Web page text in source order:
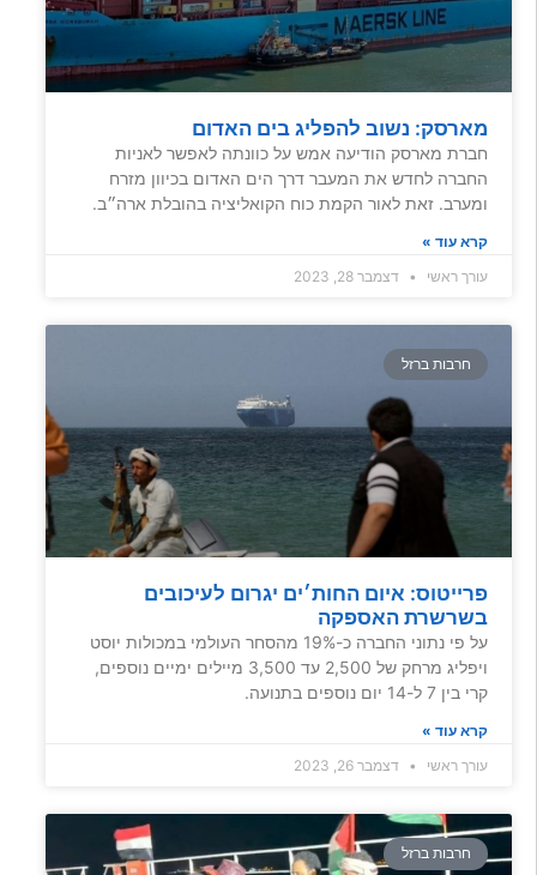
מארסק: נשוב להפליג בים האדום
חברת מארסק הודיעה אמש על כוונתה לאפשר לאניות
החברה לחדש את המעבר דרך הים האדום בכיוון מזרח
ומערב. זאת לאור הקמת כוח הקואליציה בהובלת ארה״ב.
קרא עוד »
עורך ראשי
דצמבר 28, 2023
חרבות ברזל
פרייטוס: איום החות׳ים יגרום לעיכובים
בשרשרת האספקה
על פי נתוני החברה כ-19% מהסחר העולמי במכולות יוסט
ויפליג מרחק של 2,500 עד 3,500 מיילים ימיים נוספים,
קרי בין 7 ל-14 יום נוספים בתנועה.
קרא עוד »
עורך ראשי
דצמבר 26, 2023
חרבות ברזל